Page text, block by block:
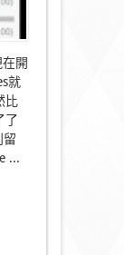
開
就
比
了
...